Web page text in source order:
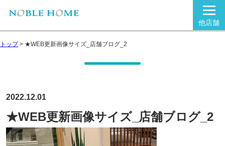
他店舗
トップ> ★WEB更新画像サイズ_店舗ブログ_2
2022.12.01
★WEB更新画像サイズ_店舗ブログ_2